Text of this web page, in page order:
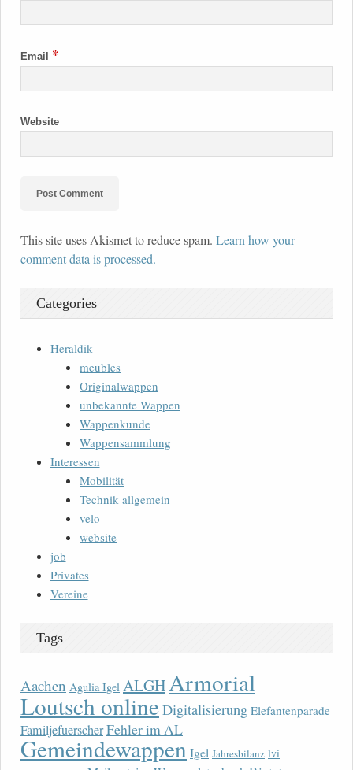
Email *
Website
This site uses Akismet to reduce spam. Learn how your
comment data is processed.
Categories
Heraldik
meubles
Originalwappen
unbekannte Wappen
Wappenkunde
Wappensammlung
Interessen
Mobilität
Technik allgemein
velo
website
job
Privates
Vereine
Tags
Aachen Agulia Igel ALGH Armorial
Loutsch onlineDigitalisierung Elefantenparade
FamiljefuerscherFehler im AL
Gemeindewappen Igel Jahresbilanz lvi